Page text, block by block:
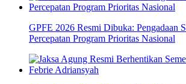
GPFE 2026 Resmi Dibuka: Pengadaan
Percepatan Program Prioritas Nasional